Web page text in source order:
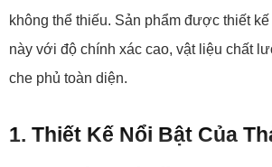
không thể thiếu. Sản phẩm được thiết
này với độ chính xác cao, vật liệu chất
che phủ toàn diện.
1. Thiết Kế Nổi Bật Của